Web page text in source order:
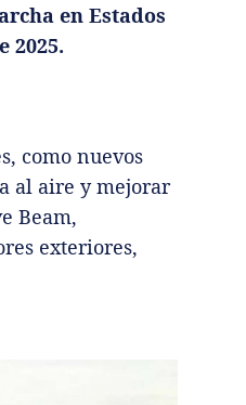
en Estados
2025.
como nuevos
al aire y mejorar
Beam,
exteriores,